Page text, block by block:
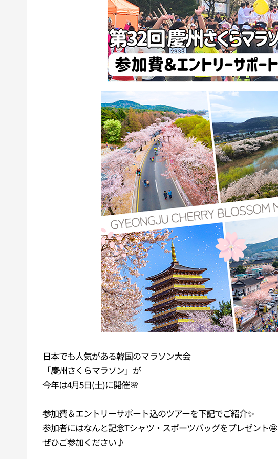
日本でも人気がある韓国のマラソン大会
「慶州さくらマラソン」が
今年は4月5日(土)に開催🌸
参加費＆エントリーサポート込のツアーを下記でご紹介✨
参加者にはなんと記念Tシャツ・スポーツバッグをプレゼント🤩
ぜひご参加ください♪